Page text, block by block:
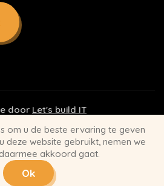
door Let's build IT
Disclaimer
Statement
Voorwaarden
om u de beste ervaring te geven
deze website gebruikt, nemen we
akkoord gaat.
Ok